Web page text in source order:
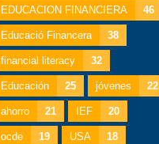
EDUCACION FINANCIERA 46
Educació Financera 38
financial literacy 32
Educación 25 jóvenes 22
ahorro 21 IEF 20
ocde 19 USA 18